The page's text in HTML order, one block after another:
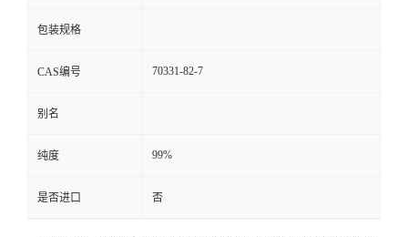
包装规格
CAS编号 70331-82-7
别名
纯度 99%
是否进口 否